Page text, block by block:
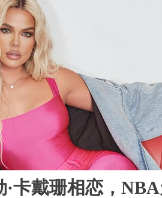
·卡戴珊相恋，